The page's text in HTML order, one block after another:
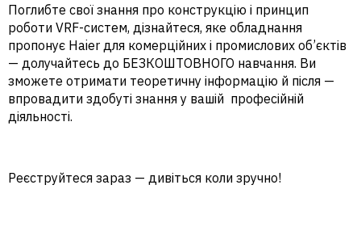
Поглибте свої знання про конструкцію і принцип
роботи VRF-систем, дізнайтеся, яке обладнання
пропонує Haier для комерційних і промислових об’єктів
— долучайтесь до БЕЗКОШТОВНОГО навчання. Ви
зможете отримати теоретичну інформацію й після —
впровадити здобуті знання у вашій професійній
діяльності.
Реєструйтеся зараз — дивіться коли зручно!